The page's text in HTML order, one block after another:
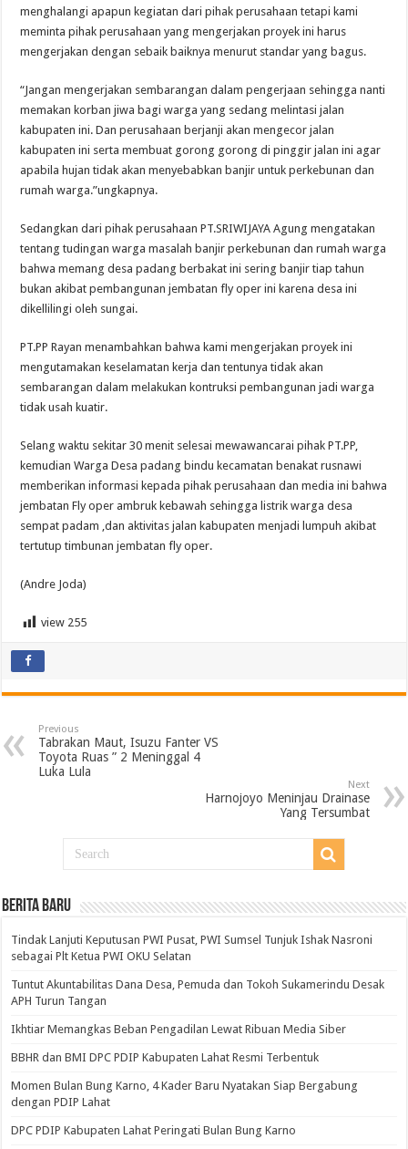
menghalangi apapun kegiatan dari pihak perusahaan tetapi kami
meminta pihak perusahaan yang mengerjakan proyek ini harus
mengerjakan dengan sebaik baiknya menurut standar yang bagus.
“Jangan mengerjakan sembarangan dalam pengerjaan sehingga nanti
memakan korban jiwa bagi warga yang sedang melintasi jalan
kabupaten ini. Dan perusahaan berjanji akan mengecor jalan
kabupaten ini serta membuat gorong gorong di pinggir jalan ini agar
apabila hujan tidak akan menyebabkan banjir untuk perkebunan dan
rumah warga.”ungkapnya.
Sedangkan dari pihak perusahaan PT.SRIWIJAYA Agung mengatakan
tentang tudingan warga masalah banjir perkebunan dan rumah warga
bahwa memang desa padang berbakat ini sering banjir tiap tahun
bukan akibat pembangunan jembatan fly oper ini karena desa ini
dikellilingi oleh sungai.
PT.PP Rayan menambahkan bahwa kami mengerjakan proyek ini
mengutamakan keselamatan kerja dan tentunya tidak akan
sembarangan dalam melakukan kontruksi pembangunan jadi warga
tidak usah kuatir.
Selang waktu sekitar 30 menit selesai mewawancarai pihak PT.PP,
kemudian Warga Desa padang bindu kecamatan benakat rusnawi
memberikan informasi kepada pihak perusahaan dan media ini bahwa
jembatan Fly oper ambruk kebawah sehingga listrik warga desa
sempat padam ,dan aktivitas jalan kabupaten menjadi lumpuh akibat
tertutup timbunan jembatan fly oper.
(Andre Joda)
view 255
Previous
Tabrakan Maut, Isuzu Fanter VS
Toyota Ruas ” 2 Meninggal 4
Luka Lula
Next
Harnojoyo Meninjau Drainase
Yang Tersumbat
BERITA BARU
Tindak Lanjuti Keputusan PWI Pusat, PWI Sumsel Tunjuk Ishak Nasroni
sebagai Plt Ketua PWI OKU Selatan
Tuntut Akuntabilitas Dana Desa, Pemuda dan Tokoh Sukamerindu Desak
APH Turun Tangan
Ikhtiar Memangkas Beban Pengadilan Lewat Ribuan Media Siber
BBHR dan BMI DPC PDIP Kabupaten Lahat Resmi Terbentuk
Momen Bulan Bung Karno, 4 Kader Baru Nyatakan Siap Bergabung
dengan PDIP Lahat
DPC PDIP Kabupaten Lahat Peringati Bulan Bung Karno